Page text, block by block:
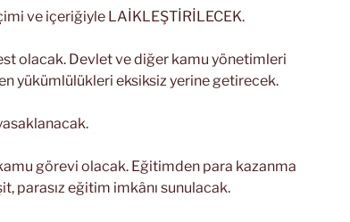
ve içeriğiyle LAİKLEŞTİRİLECEK.
olacak. Devlet ve diğer kamu yönetimleri
yükümlülükleri eksiksiz yerine getirecek.
görevi olacak. Eğitimden para kazanma
parasız eğitim imkânı sunulacak.